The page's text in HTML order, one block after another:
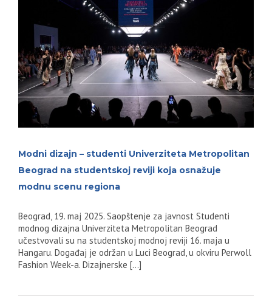
Modni dizajn – studenti Univerziteta Metropolitan
Beograd na studentskoj reviji koja osnažuje
modnu scenu regiona
Beograd, 19. maj 2025. Saopštenje za javnost Studenti
modnog dizajna Univerziteta Metropolitan Beograd
učestvovali su na studentskoj modnoj reviji 16. maja u
Hangaru. Događaj je održan u Luci Beograd, u okviru Perwoll
Fashion Week-a. Dizajnerske [...]